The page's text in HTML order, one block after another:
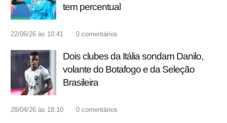
tem percentual
22/06/26 às 10:41 0 comentários
Dois clubes da Itália sondam Danilo,
volante do Botafogo e da Seleção
Brasileira
28/04/26 às 18:10 0 comentários